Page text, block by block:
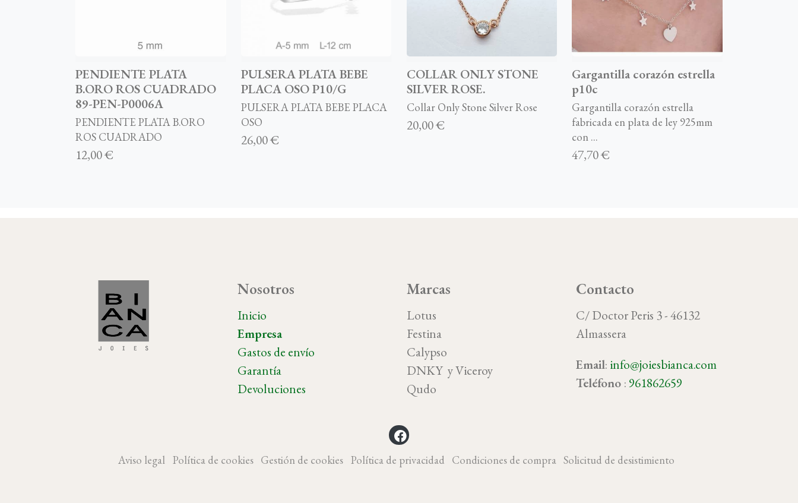
PENDIENTE PLATA
B.ORO ROS CUADRADO
89-PEN-P0006A
PENDIENTE PLATA B.ORO
ROS CUADRADO
12,00 €
PULSERA PLATA BEBE
PLACA OSO P10/G
PULSERA PLATA BEBE PLACA
OSO
26,00 €
COLLAR ONLY STONE
SILVER ROSE.
Collar Only Stone Silver Rose
20,00 €
Gargantilla corazón estrella
p10c
Gargantilla corazón estrella
fabricada en plata de ley 925mm
con ...
47,70 €
Nosotros
Inicio
Empresa
Gastos de envío
Garantía
Devoluciones
Marcas
Lotus
Festina
Calypso
DNKY y Viceroy
Qudo
Contacto
C/ Doctor Peris 3 - 46132
Almassera
Email: info@joiesbianca.com
Teléfono :961862659
Aviso legal Política de cookies Gestión de cookies Política de privacidad Condiciones de compra Solicitud de desistimiento